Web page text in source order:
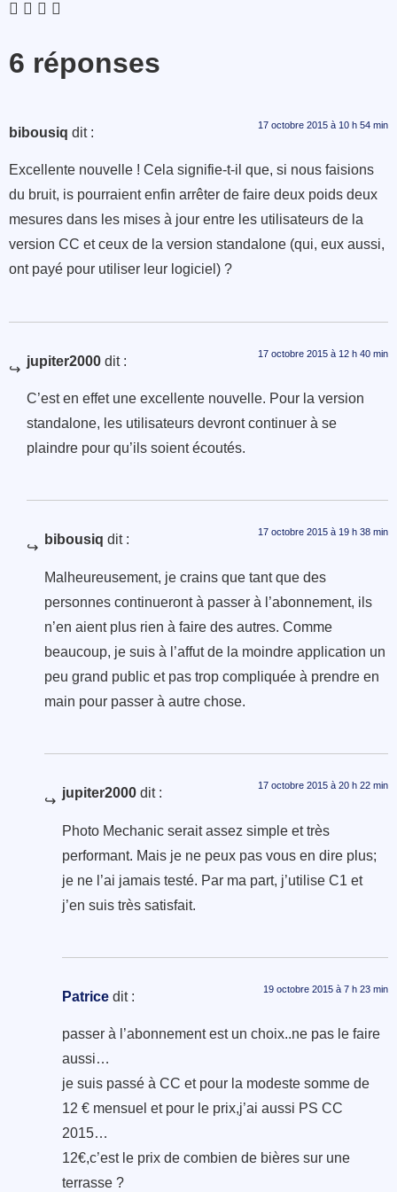
6 réponses
bibousiq dit : 17 octobre 2015 à 10 h 54 min
Excellente nouvelle ! Cela signifie-t-il que, si nous faisions
du bruit, is pourraient enfin arrêter de faire deux poids deux
mesures dans les mises à jour entre les utilisateurs de la
version CC et ceux de la version standalone (qui, eux aussi,
ont payé pour utiliser leur logiciel) ?
jupiter2000 dit : 17 octobre 2015 à 12 h 40 min
C’est en effet une excellente nouvelle. Pour la version
standalone, les utilisateurs devront continuer à se
plaindre pour qu’ils soient écoutés.
bibousiq dit : 17 octobre 2015 à 19 h 38 min
Malheureusement, je crains que tant que des
personnes continueront à passer à l’abonnement, ils
n’en aient plus rien à faire des autres. Comme
beaucoup, je suis à l’affut de la moindre application un
peu grand public et pas trop compliquée à prendre en
main pour passer à autre chose.
jupiter2000 dit : 17 octobre 2015 à 20 h 22 min
Photo Mechanic serait assez simple et très
performant. Mais je ne peux pas vous en dire plus;
je ne l’ai jamais testé. Par ma part, j’utilise C1 et
j’en suis très satisfait.
Patrice dit : 19 octobre 2015 à 7 h 23 min
passer à l’abonnement est un choix..ne pas le faire
aussi…
je suis passé à CC et pour la modeste somme de
12 € mensuel et pour le prix,j’ai aussi PS CC
2015…
12€,c’est le prix de combien de bières sur une
terrasse ?